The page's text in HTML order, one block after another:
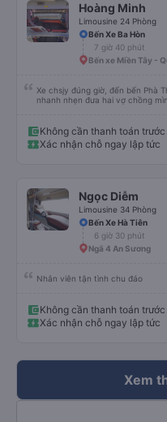
Hoàng Minh
Limousine 24 Phòng
Bến Xe Ba Hòn
7 giờ 40 phút
Bến xe Miền Tây -
Xe chsjy đúng giờ, đến bến Phà
nhanh nhẹn đưa hai vợ chồng
Không cần thanh toán trước
Xác nhận chỗ ngay lập tức
Ngọc Diễm
Limousine 34 Phòng
Bến Xe Hà Tiên
6 giờ 30 phút
Ngã 4 An Sương
Nhân viên tận tình chu đáo
Không cần thanh toán trước
Xác nhận chỗ ngay lập tức
Xem